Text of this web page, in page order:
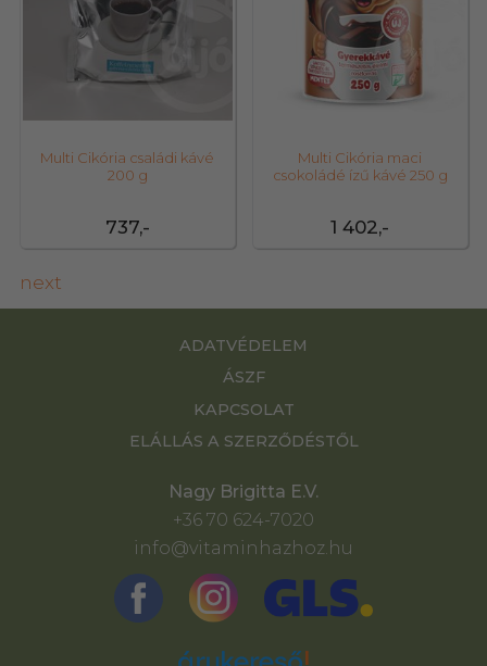
737,-
Multi Cikória családi kávé
200 g
1 402,-
Multi Cikória maci
csokoládé ízű kávé 250 g
next
ADATVÉDELEM
ÁSZF
KAPCSOLAT
ELÁLLÁS A SZERZŐDÉSTŐL
Nagy Brigitta E.V.
+36 70 624-7020
info@vitaminhazhoz.hu